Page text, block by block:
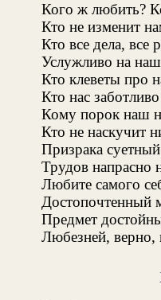
Кого ж любить?
Кто не изменит
Кто все дела, все
Услужливо на
Кто клеветы про
Кто нас заботливо
Кому порок наш
Кто не наскучит
Призрака суетный
Трудов напрасно
Любите самого
Достопочтенный
Предмет
Любезней, верно,